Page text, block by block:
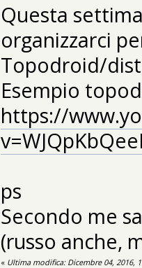
Questa
organizzarci
Topodroid/
Esempio
https://
ps
Secondo me
(russo anche,
« Ultima modifica: Dicembre 04, 2016,